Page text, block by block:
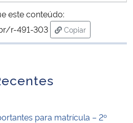
este conteúdo:
r-491-303
Copiar
para área de
para matrícula – 2º